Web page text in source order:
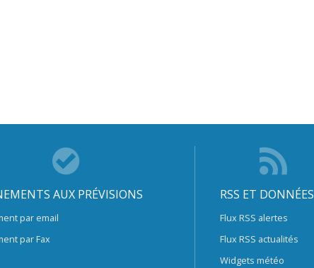
AUX PRÉVISIONS
par email
par Fax
RSS ET DONNÉES
Flux RSS alertes
Flux RSS actualités
Widgets météo